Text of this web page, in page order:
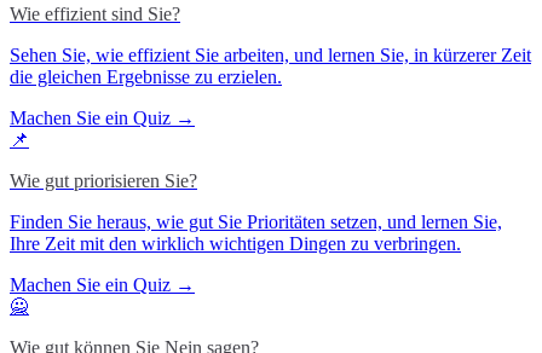
Wie effizient sind Sie?
Sehen Sie, wie effizient Sie arbeiten, und lernen Sie, in kürzerer Zeit
die gleichen Ergebnisse zu erzielen.
Machen Sie ein Quiz →
📌
Wie gut priorisieren Sie?
Finden Sie heraus, wie gut Sie Prioritäten setzen, und lernen Sie,
Ihre Zeit mit den wirklich wichtigen Dingen zu verbringen.
Machen Sie ein Quiz →
🙅
Wie gut können Sie Nein sagen?